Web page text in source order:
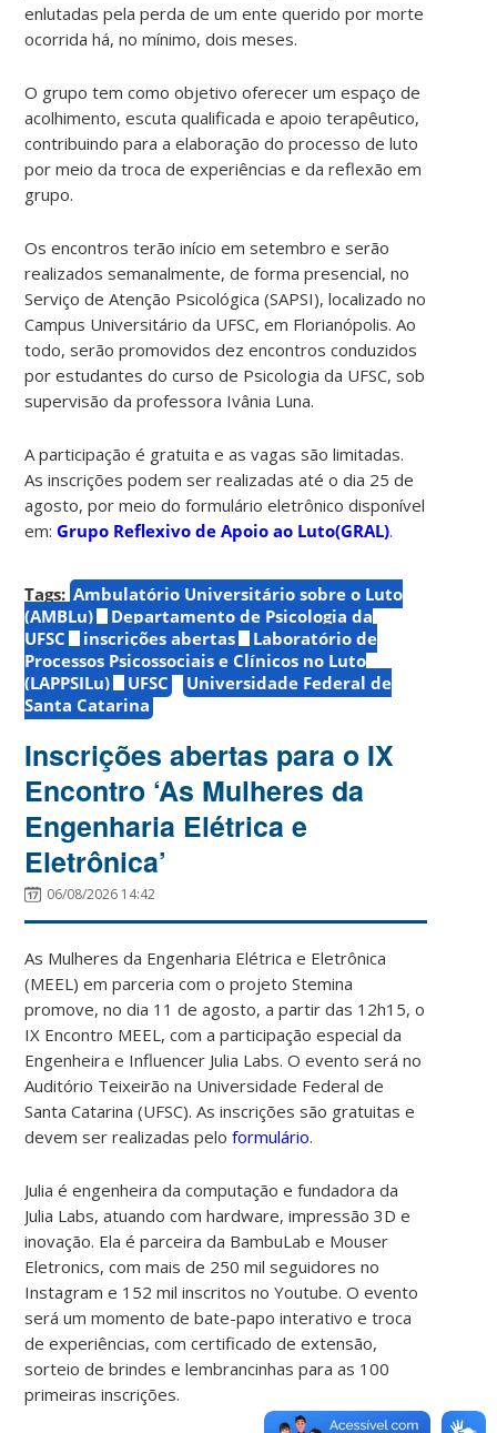
enlutadas pela perda de um ente querido por morte
ocorrida há, no mínimo, dois meses.
O grupo tem como objetivo oferecer um espaço de
acolhimento, escuta qualificada e apoio terapêutico,
contribuindo para a elaboração do processo de luto
por meio da troca de experiências e da reflexão em
grupo.
Os encontros terão início em setembro e serão
realizados semanalmente, de forma presencial, no
Serviço de Atenção Psicológica (SAPSI), localizado no
Campus Universitário da UFSC, em Florianópolis. Ao
todo, serão promovidos dez encontros conduzidos
por estudantes do curso de Psicologia da UFSC, sob
supervisão da professora Ivânia Luna.
A participação é gratuita e as vagas são limitadas.
As inscrições podem ser realizadas até o dia 25 de
agosto, por meio do formulário eletrônico disponível
em:Grupo Reflexivo de Apoio ao Luto(GRAL).
Tags: Ambulatório Universitário sobre o Luto
(AMBLu)
Departamento de Psicologia da
UFSC
inscrições abertas
Laboratório de
Processos Psicossociais e Clínicos no Luto
(LAPPSILu)
UFSC
Universidade Federal de
Santa Catarina
Inscrições abertas para o IX
Encontro ‘As Mulheres da
Engenharia Elétrica e
Eletrônica’
06/08/2026 14:42
As Mulheres da Engenharia Elétrica e Eletrônica
(MEEL) em parceria com o projeto Stemina
promove, no dia 11 de agosto, a partir das 12h15, o
IX Encontro MEEL, com a participação especial da
Engenheira e Influencer Julia Labs. O evento será no
Auditório Teixeirão na Universidade Federal de
Santa Catarina (UFSC). As inscrições são gratuitas e
devem ser realizadas peloformulário.
Julia é engenheira da computação e fundadora da
Julia Labs, atuando com hardware, impressão 3D e
inovação. Ela é parceira da BambuLab e Mouser
Eletronics, com mais de 250 mil seguidores no
Instagram e 152 mil inscritos no Youtube. O evento
será um momento de bate-papo interativo e troca
de experiências, com certificado de extensão,
sorteio de brindes e lembrancinhas para as 100
primeiras inscrições.